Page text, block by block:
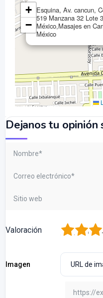
Esquina, Av. cancun,
519 Manzana 32 Lote
México,Masajes en
México
+
−
Dejanos tu
Valoración 4
3
2
Imagen